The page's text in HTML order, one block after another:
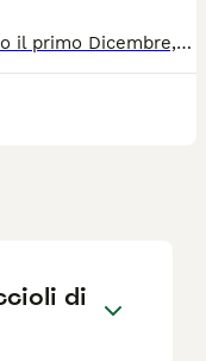
Bellissimo Barboncino Toy Fulvo ,nato il primo Dicembre,non ha il pedigree, genitori visibili, certificato del veterinario di buona salute, vaccinata regolarmente.
di